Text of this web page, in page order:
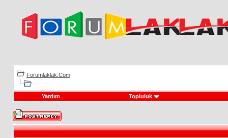
Forumlaklak.Com
Yardım Topluluk